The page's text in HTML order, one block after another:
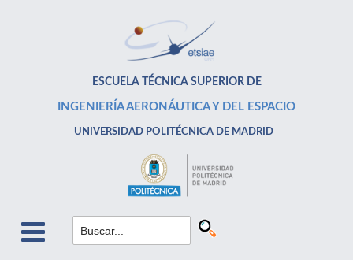
ESCUELA TÉCNICA SUPERIOR DE
INGENIERÍA AERONÁUTICA Y DEL ESPACIO
UNIVERSIDAD POLITÉCNICA DE MADRID